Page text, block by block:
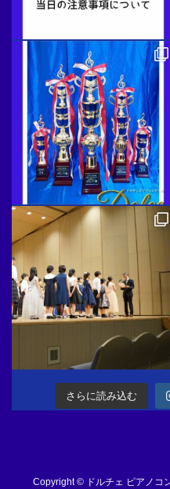
さらに読み込む
Copyright © ドルチェ ピアノコ